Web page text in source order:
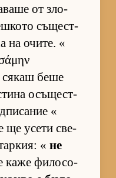
от зло­
съ­щес­т­
на очи­те. «
ся­каш беше
осъ­щес­т­
«
ще усети све­
« не
каже фи­ло­со­